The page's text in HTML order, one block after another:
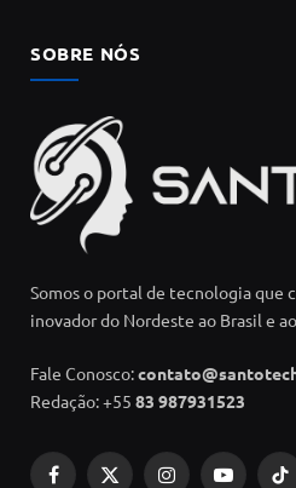
SOBRE NÓS
Somos o portal de tecnologia que
inovador do Nordeste ao Brasil e
Fale Conosco:
Redação: +55 83 987931523